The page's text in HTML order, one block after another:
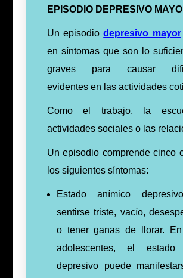
EPISODIO DEPRESIVO
Un episodiodepresivo mayor
en síntomas que son lo
graves para causar
evidentes en las actividades
Como el trabajo, la
actividades sociales o las
Un episodio comprende cinco
los siguientes síntomas:
Estado anímico
sentirse triste, vacío,
o tener ganas de llorar.
adolescentes, el estado
depresivo puede